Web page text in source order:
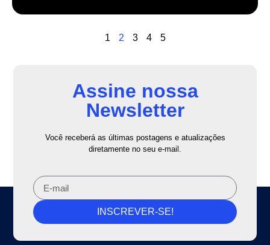
1 2 3 4 5
Assine nossa
Newsletter
Você receberá as últimas postagens e atualizações
diretamente no seu e-mail.
INSCREVER-SE!